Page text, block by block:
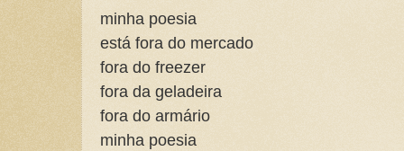
minha poesia
está fora do mercado
fora do freezer
fora da geladeira
fora do armário
minha poesia